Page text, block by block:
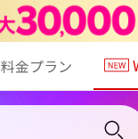
料金プラン